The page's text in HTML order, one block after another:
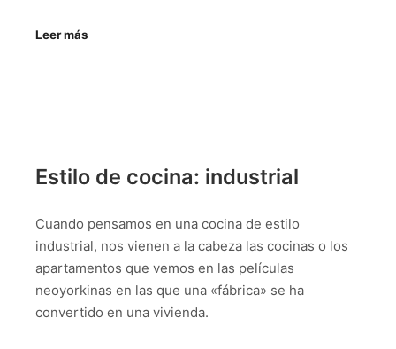
Leer más
Estilo de cocina: industrial
Cuando pensamos en una cocina de estilo
industrial, nos vienen a la cabeza las cocinas o los
apartamentos que vemos en las películas
neoyorkinas en las que una «fábrica» se ha
convertido en una vivienda.